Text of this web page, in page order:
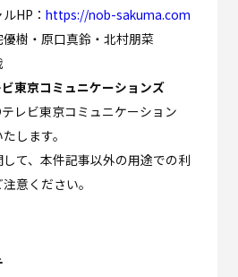
HP： https://nob-sakuma.com
樹・原口真鈴・北村朋菜
東京コミュニケーションズ
レビ東京コミュニケーション
します。
て、本件記事以外の用途での利
意ください。